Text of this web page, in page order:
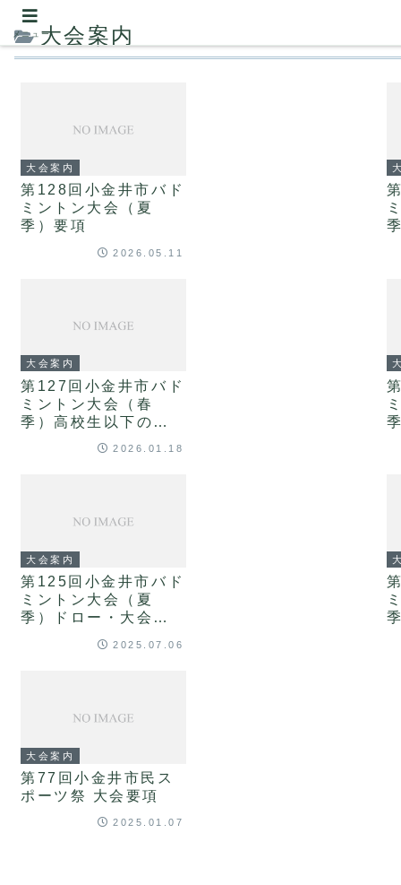
大会案内
大会案内
第128回小金井市バド
ミントン大会（夏
季）要項
2026.05.11
大会案内
第127回小金井市バド
ミントン大会（春
季）高校生以下の部
2026.01.18
大会案内
第125回小金井市バド
ミントン大会（夏
季）ドロー・大会重
2025.07.06
大会案内
第77回小金井市民ス
ポーツ祭 大会要項
2025.01.07
メニュー